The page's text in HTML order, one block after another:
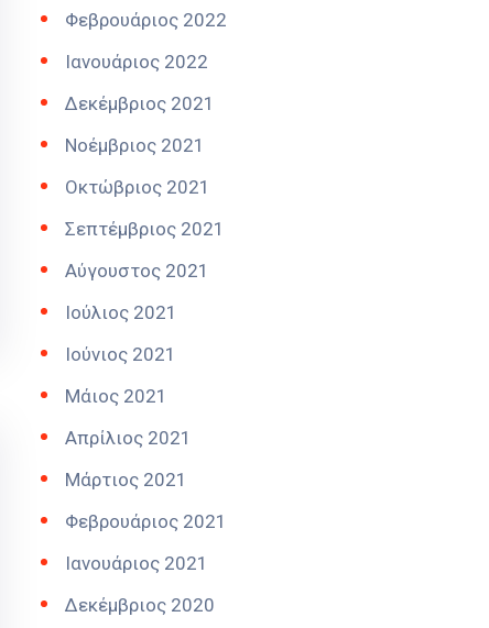
Φεβρουάριος 2022
Ιανουάριος 2022
Δεκέμβριος 2021
Νοέμβριος 2021
Οκτώβριος 2021
Σεπτέμβριος 2021
Αύγουστος 2021
Ιούλιος 2021
Ιούνιος 2021
Μάιος 2021
Απρίλιος 2021
Μάρτιος 2021
Φεβρουάριος 2021
Ιανουάριος 2021
Δεκέμβριος 2020